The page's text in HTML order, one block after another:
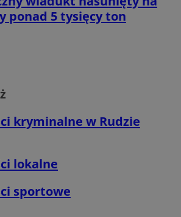
ponad 5 tysięcy ton
kryminalne w Rudzie
lokalne
sportowe